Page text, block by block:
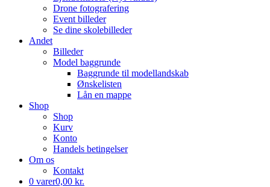
Drone fotografering
Event billeder
Se dine skolebilleder
Andet
Billeder
Model baggrunde
Baggrunde til modellandskab
Ønskelisten
Lån en mappe
Shop
Shop
Kurv
Konto
Handels betingelser
Om os
Kontakt
0 varer0,00 kr.